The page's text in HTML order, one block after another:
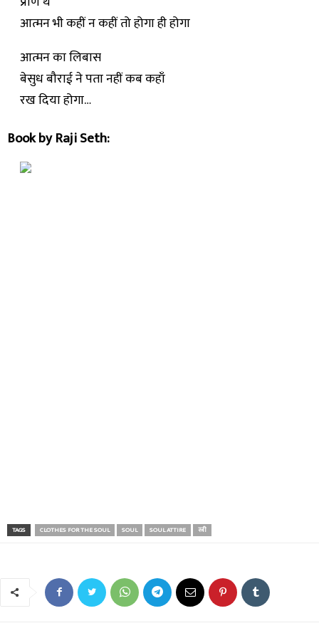
आत्मन भी कहीं न कहीं तो होगा ही होगा
आत्मन का लिबास
बेसुध बौराई ने पता नहीं कब कहाँ
रख दिया होगा…
Book by Raji Seth:
TAGS CLOTHES FOR THE SOUL SOUL SOUL ATTIRE स्त्री